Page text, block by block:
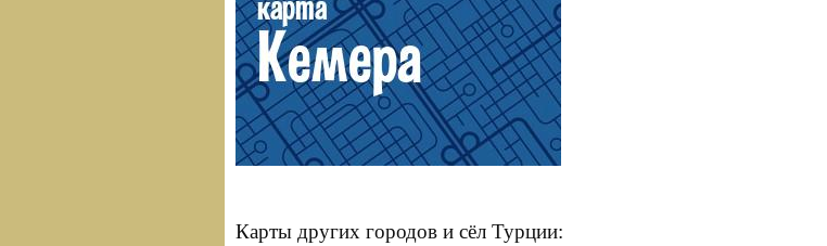
Карты других городов и сёл Турции: